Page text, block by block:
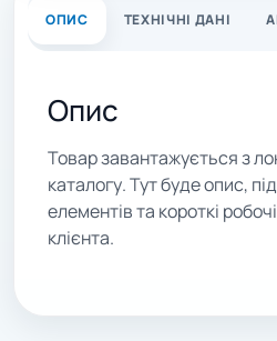
ОПИС ТЕХНІЧНІ ДАНІ
Опис
Товар завантажується з
каталогу. Тут буде опис,
елементів та короткі
клієнта.